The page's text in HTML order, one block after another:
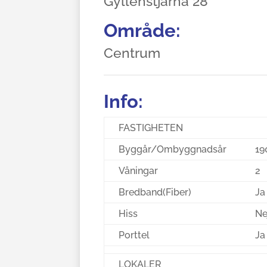
Område:
Centrum
Info:
FASTIGHETEN
Byggår/Ombyggnadsår
Våningar
2
Bredband(Fiber)
Ja
Hiss
Porttel
Ja
LOKALER